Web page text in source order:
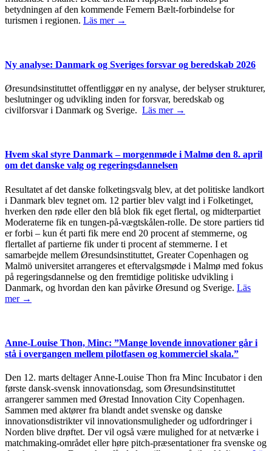
betydningen af den kommende Femern Bælt-forbindelse for
turismen i regionen. Läs mer →
Ny analyse: Danmark og Sveriges forsvar og beredskab 2026
Øresundsinstituttet offentliggør en ny analyse, der belyser strukturer,
beslutninger og udvikling inden for forsvar, beredskab og
civilforsvar i Danmark og Sverige. Läs mer →
Hvem skal styre Danmark – morgenmøde i Malmø den 8. april
om det danske valg og regeringsdannelsen
Resultatet af det danske folketingsvalg blev, at det politiske landkort
i Danmark blev tegnet om. 12 partier blev valgt ind i Folketinget,
hverken den røde eller den blå blok fik eget flertal, og midterpartiet
Moderaterne fik en tungen-på-vægtskålen-rolle. De store partiers tid
er forbi – kun ét parti fik mere end 20 procent af stemmerne, og
flertallet af partierne fik under ti procent af stemmerne. I et
samarbejde mellem Øresundsinstituttet, Greater Copenhagen og
Malmö universitet arrangeres et eftervalgsmøde i Malmø med fokus
på regeringsdannelse og den fremtidige politiske udvikling i
Danmark, og hvordan den kan påvirke Øresund og Sverige. Läs
mer →
Anne-Louise Thon, Minc: ”Mange lovende innovationer går i
stå i overgangen mellem pilotfasen og kommerciel skala.”
Den 12. marts deltager Anne-Louise Thon fra Minc Incubator i den
første dansk-svensk innovationsdag, som Øresundsinstituttet
arrangerer sammen med Ørestad Innovation City Copenhagen.
Sammen med aktører fra blandt andet svenske og danske
innovationsdistrikter vil innovationsmuligheder og udfordringer i
Norden blive drøftet. Der vil også være mulighed for at netværke i
matchmaking-området eller høre pitch-præsentationer fra svenske og